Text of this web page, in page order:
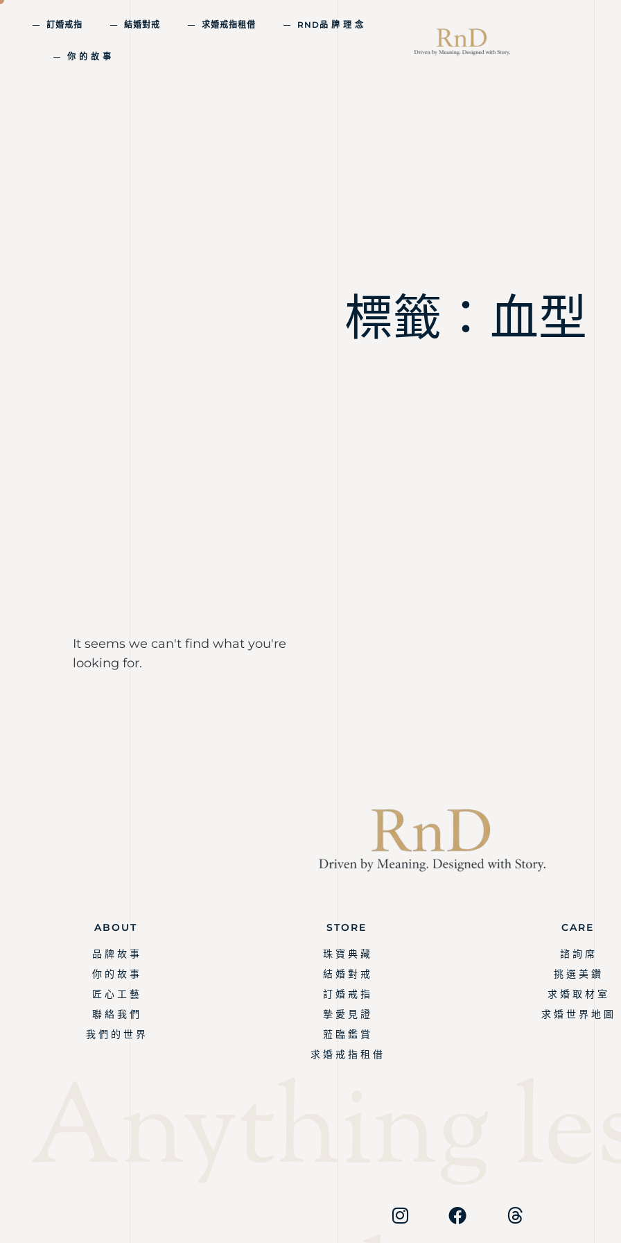
訂婚戒指 結婚對戒 求婚戒指租借 RND品 牌 理 念
你 的 故 事
標籤：血型
It seems we can't find what you're
looking for.
ABOUT
品 牌 故 事
你 的 故 事
匠 心 工 藝
聯 絡 我 們
我 們 的 世 界
STORE
珠 寶 典 藏
結 婚 對 戒
訂 婚 戒 指
摯 愛 見 證
蒞 臨 鑑 賞
求 婚 戒 指 租 借
CARE
諮 詢 席
挑 選 美 鑽
求 婚 取 材 室
求 婚 世 界 地 圖